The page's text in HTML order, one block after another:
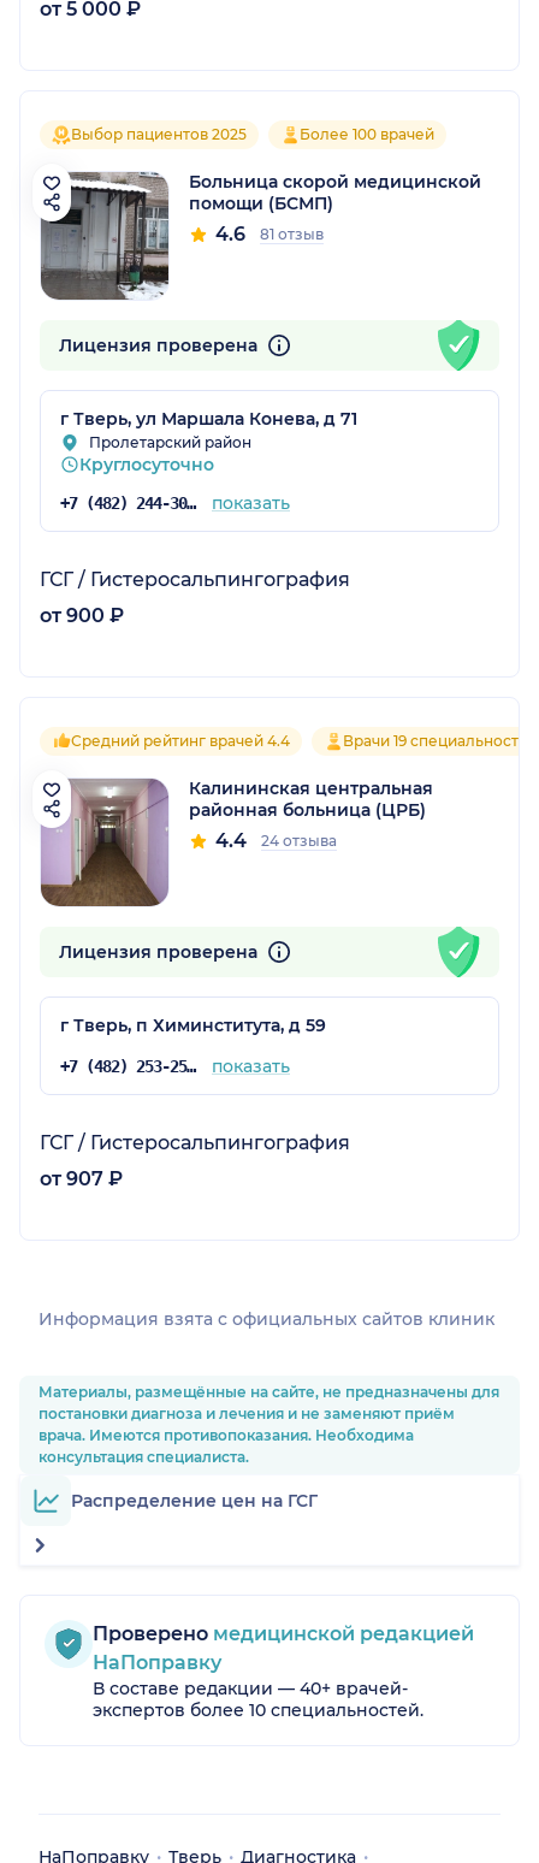
от 5 000 ₽
Выбор пациентов 2025 Более 100 врачей
Больница скорой медицинской
помощи (БСМП)
4.6 81 отзыв
Лицензия проверена
г Тверь, ул Маршала Конева, д 71
Пролетарский район
Круглосуточно
+7 (482) 244-30-92 показать
ГСГ / Гистеросальпингография
от 900 ₽
Средний рейтинг врачей 4.4 Врачи 19 специальностей
Калининская центральная
районная больница (ЦРБ)
4.4 24 отзыва
Лицензия проверена
г Тверь, п Химинститута, д 59
+7 (482) 253-25-75 показать
ГСГ / Гистеросальпингография
от 907 ₽
Информация взята c официальных сайтов клиник
Материалы, размещённые на сайте, не предназначены для
постановки диагноза и лечения и не заменяют приём
врача. Имеются противопоказания. Необходима
консультация специалиста.
Распределение цен на ГСГ
Проверено медицинской редакцией
НаПоправку
В составе редакции — 40+ врачей-
экспертов более 10 специальностей.
НаПоправку Тверь Диагностика